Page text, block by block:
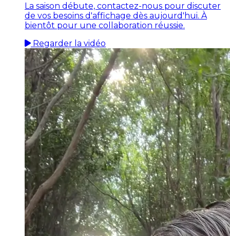
La saison débute, contactez-nous pour discuter
de vos besoins d'affichage dès aujourd'hui. À
bientôt pour une collaboration réussie.
Regarder la vidéo